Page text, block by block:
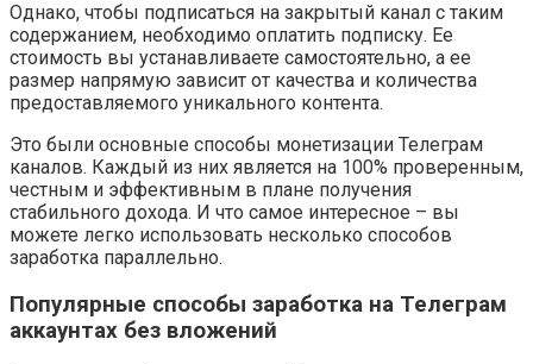
Однако, чтобы подписаться на закрытый канал с таким
содержанием, необходимо оплатить подписку. Ее
стоимость вы устанавливаете самостоятельно, а ее
размер напрямую зависит от качества и количества
предоставляемого уникального контента.
Это были основные способы монетизации Телеграм
каналов. Каждый из них является на 100% проверенным,
честным и эффективным в плане получения
стабильного дохода. И что самое интересное – вы
можете легко использовать несколько способов
заработка параллельно.
Популярные способы заработка на Телеграм
аккаунтах без вложений